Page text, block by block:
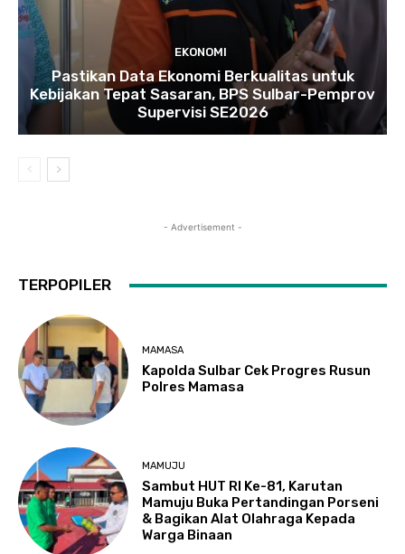
EKONOMI
Pastikan Data Ekonomi Berkualitas untuk
Kebijakan Tepat Sasaran, BPS Sulbar-Pemprov
Supervisi SE2026
- Advertisement -
TERPOPILER
MAMASA
Kapolda Sulbar Cek Progres Rusun
Polres Mamasa
MAMUJU
Sambut HUT RI Ke-81, Karutan
Mamuju Buka Pertandingan Porseni
& Bagikan Alat Olahraga Kepada
Warga Binaan